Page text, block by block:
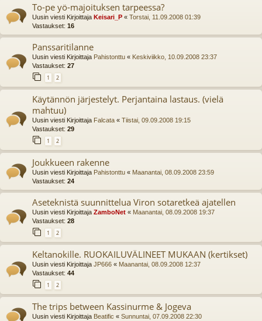
To-pe yö-majoituksen tarpeessa?
Uusin viesti Kirjoittaja Keisari_P « Torstai, 11.09.2008 01:39
Vastaukset: 16
Panssaritilanne
Uusin viesti Kirjoittaja Pahistonttu « Keskiviikko, 10.09.2008 23:37
Vastaukset: 27
1 2
Käytännön järjestelyt. Perjantaina lastaus. (vielä
mahtuu)
Uusin viesti Kirjoittaja Falcata « Tiistai, 09.09.2008 19:15
Vastaukset: 29
1 2
Joukkueen rakenne
Uusin viesti Kirjoittaja Pahistonttu « Maanantai, 08.09.2008 23:59
Vastaukset: 24
Aseteknistä suunnittelua Viron sotaretkeä ajatellen
Uusin viesti Kirjoittaja ZamboNet « Maanantai, 08.09.2008 19:37
Vastaukset: 28
1 2
Keltanokille. RUOKAILUVÄLINEET MUKAAN (kertikset)
Uusin viesti Kirjoittaja JP666 « Maanantai, 08.09.2008 12:37
Vastaukset: 44
1 2
The trips between Kassinurme & Jogeva
Uusin viesti Kirjoittaja Beatific « Sunnuntai, 07.09.2008 22:30